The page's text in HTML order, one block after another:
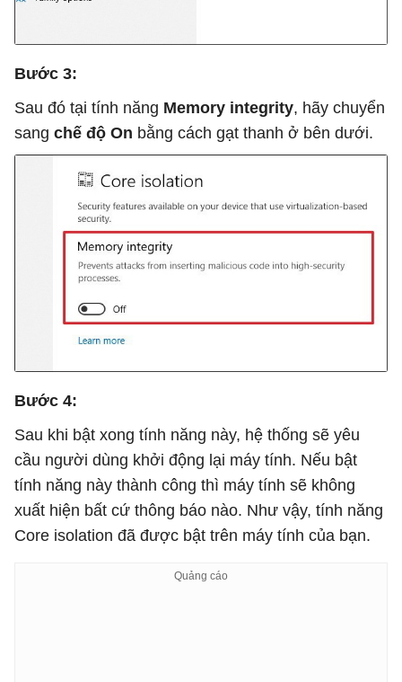
Bước 3:
Sau đó tại tính năng Memory integrity, hãy chuyển
sang chế độ On bằng cách gạt thanh ở bên dưới.
Bước 4:
Sau khi bật xong tính năng này, hệ thống sẽ yêu
cầu người dùng khởi động lại máy tính. Nếu bật
tính năng này thành công thì máy tính sẽ không
xuất hiện bất cứ thông báo nào. Như vậy, tính năng
Core isolation đã được bật trên máy tính của bạn.